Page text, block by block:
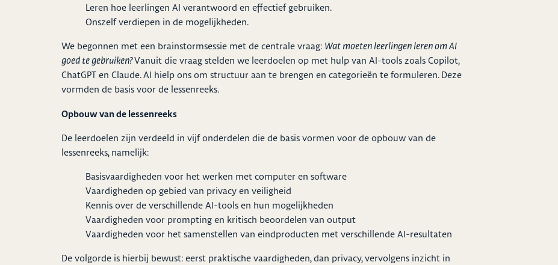
Leren hoe leerlingen AI verantwoord en effectief gebruiken.
Onszelf verdiepen in de mogelijkheden.
We begonnen met een brainstormsessie met de centrale vraag: Wat moeten leerlingen leren om AI
goed te gebruiken?Vanuit die vraag stelden we leerdoelen op met hulp van AI-tools zoals Copilot,
ChatGPT en Claude. AI hielp ons om structuur aan te brengen en categorieën te formuleren. Deze
vormden de basis voor de lessenreeks.
Opbouw van de lessenreeks
De leerdoelen zijn verdeeld in vijf onderdelen die de basis vormen voor de opbouw van de
lessenreeks, namelijk:
Basisvaardigheden voor het werken met computer en software
Vaardigheden op gebied van privacy en veiligheid
Kennis over de verschillende AI-tools en hun mogelijkheden
Vaardigheden voor prompting en kritisch beoordelen van output
Vaardigheden voor het samenstellen van eindproducten met verschillende AI-resultaten
De volgorde is hierbij bewust: eerst praktische vaardigheden, dan privacy, vervolgens inzicht in